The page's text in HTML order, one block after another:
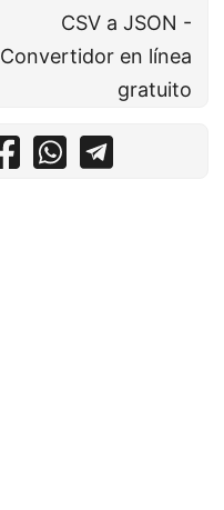
CSV a JSON -
Convertidor en línea
gratuito